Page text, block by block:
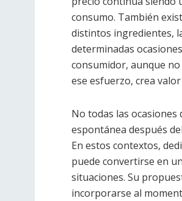
consumo. También
distintos ingredientes,
determinadas
consumidor, aunque
ese esfuerzo, crea
No todas las ocasiones
espontánea después
En estos contextos,
puede convertirse en
situaciones. Su
incorporarse al